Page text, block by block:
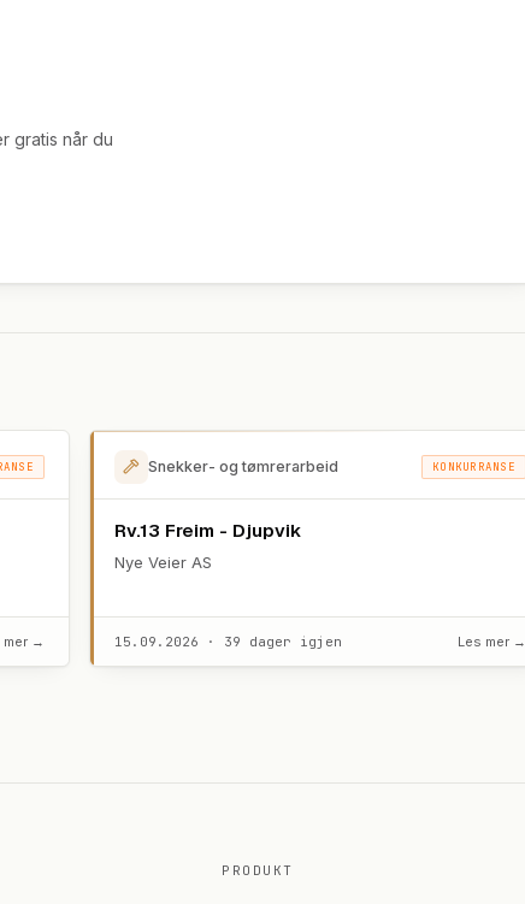
gratis når du
mer →
Snekker- og tømrerarbeid KONKURRANSE
Rv.13 Freim - Djupvik
Nye Veier AS
15.09.2026 · 39 dager igjen Les mer →
PRODUKT